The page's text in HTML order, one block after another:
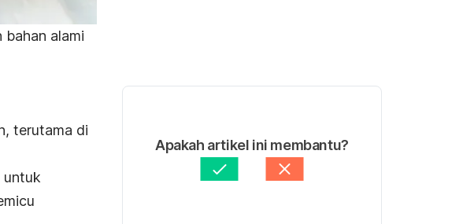
bahan alami
terutama di
untuk
Apakah artikel ini membantu?